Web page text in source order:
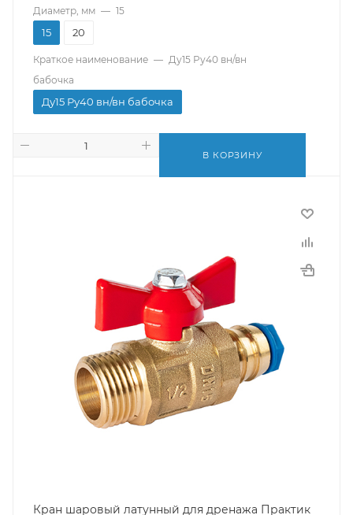
Диаметр, мм — 15
15 20
Краткое наименование — Ду15 Ру40 вн/вн
бабочка
Ду15 Ру40 вн/вн бабочка
В КОРЗИНУ
Кран шаровый латунный для дренажа Практик